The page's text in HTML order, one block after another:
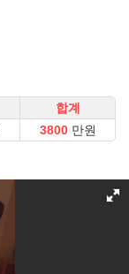
합계
만원